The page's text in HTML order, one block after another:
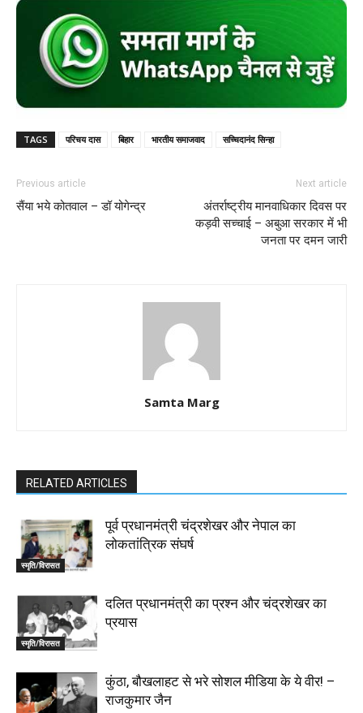
TAGS परिचय दास बिहार भारतीय समाजवाद सच्चिदानंद सिन्हा
Previous article
सैंया भये कोतवाल – डॉ योगेन्द्र
Next article
अंतर्राष्ट्रीय मानवाधिकार दिवस पर
कड़वी सच्चाई – अबुआ सरकार में भी
जनता पर दमन जारी
Samta Marg
RELATED ARTICLES
स्मृति/विरासत
पूर्व प्रधानमंत्री चंद्रशेखर और नेपाल का
लोकतांत्रिक संघर्ष
स्मृति/विरासत
दलित प्रधानमंत्री का प्रश्न और चंद्रशेखर का
प्रयास
कुंठा, बौखलाहट से भरे सोशल मीडिया के ये वीर! –
राजकुमार जैन